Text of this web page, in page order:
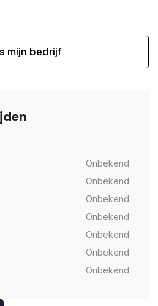
mijn bedrijf
Onbekend
Onbekend
Onbekend
Onbekend
Onbekend
Onbekend
Onbekend